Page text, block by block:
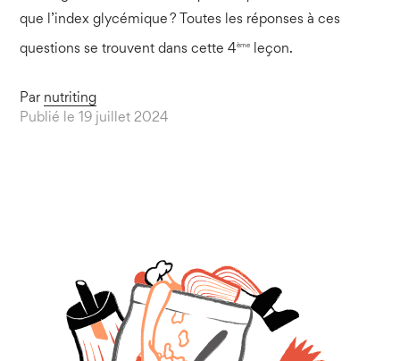
que l’index glycémique ? Toutes les réponses à ces
questions se trouvent dans cette 4ème leçon.
Par nutriting
Publié le 19 juillet 2024